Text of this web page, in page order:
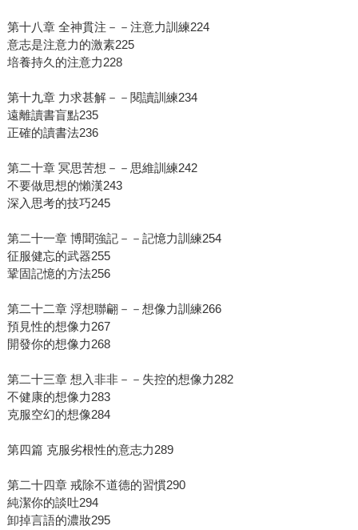
第十八章 全神貫注－－注意力訓練224
意志是注意力的激素225
培養持久的注意力228
第十九章 力求甚解－－閱讀訓練234
遠離讀書盲點235
正確的讀書法236
第二十章 冥思苦想－－思維訓練242
不要做思想的懶漢243
深入思考的技巧245
第二十一章 博聞強記－－記憶力訓練254
征服健忘的武器255
鞏固記憶的方法256
第二十二章 浮想聯翩－－想像力訓練266
預見性的想像力267
開發你的想像力268
第二十三章 想入非非－－失控的想像力282
不健康的想像力283
克服空幻的想像284
第四篇 克服劣根性的意志力289
第二十四章 戒除不道德的習慣290
純潔你的談吐294
卸掉言語的濃妝295